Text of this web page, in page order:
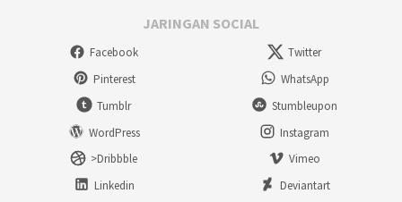
JARINGAN SOCIAL
Facebook
Twitter
Pinterest
WhatsApp
Tumblr
Stumbleupon
WordPress
Instagram
>Dribbble
Vimeo
Linkedin
Deviantart